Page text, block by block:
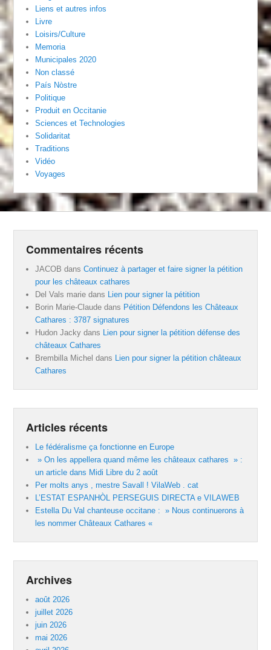
Liens et autres infos
Livre
Loisirs/Culture
Memoria
Municipales 2020
Non classé
País Nòstre
Politique
Produit en Occitanie
Sciences et Technologies
Solidaritat
Traditions
Vidéo
Voyages
Commentaires récents
JACOB dansContinuez à partager et faire signer la pétition
pour les châteaux cathares
Del Vals marie dans Lien pour signer la pétition
Borin Marie-Claude dans Pétition Défendons les Châteaux
Cathares : 3787 signatures
Hudon Jacky dans Lien pour signer la pétition défense des
châteaux Cathares
Brembilla Michel dans Lien pour signer la pétition châteaux
Cathares
Articles récents
Le fédéralisme ça fonctionne en Europe
» On les appellera quand même les châteaux cathares » :
un article dans Midi Libre du 2 août
Per molts anys , mestre Savall ! VilaWeb . cat
L’ESTAT ESPANHÒL PERSEGUIS DIRECTA e VILAWEB
Estella Du Val chanteuse occitane : » Nous continuerons à
les nommer Châteaux Cathares «
Archives
août 2026
juillet 2026
juin 2026
mai 2026